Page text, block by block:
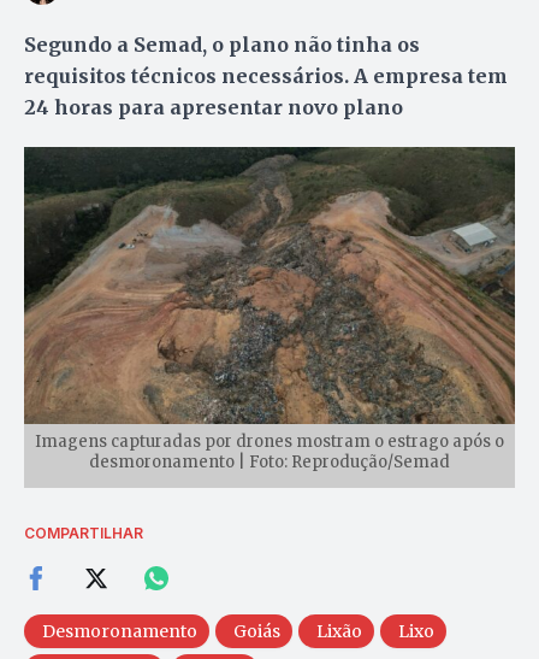
Segundo a Semad, o plano não tinha os
requisitos técnicos necessários. A empresa tem
24 horas para apresentar novo plano
Imagens capturadas por drones mostram o estrago após o
desmoronamento | Foto: Reprodução/Semad
COMPARTILHAR
Desmoronamento Goiás Lixão
Lixo